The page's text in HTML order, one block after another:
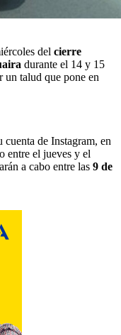
del cierre
durante el 14 y 15
un talud que pone en
de Instagram, en
entre el jueves y el
a cabo entre las 9 de